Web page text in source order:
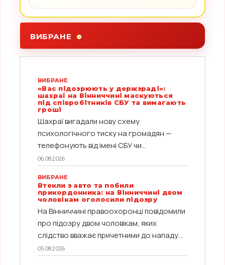
ВИБРАНЕ
ВИБРАНЕ
«Вас підозрюють у держзраді»:
шахраї на Вінниччині маскуються
під співробітників СБУ та вимагають
гроші
Шахраї вигадали нову схему
психологічного тиску на громадян —
телефонують від імені СБУ чи...
06.08.2026
ВИБРАНЕ
Втекли з авто та побили
прикордонника: на Вінниччині двом
чоловікам оголосили підозру
На Вінниччині правоохоронці повідомили
про підозру двом чоловікам, яких
слідство вважає причетними до нападу...
05.08.2026